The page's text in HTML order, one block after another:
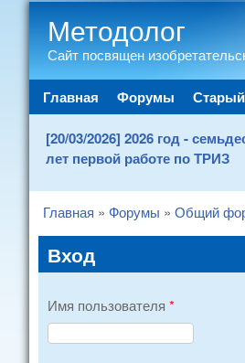
Методолог
Сайт посвящен
Main menu
Главная Форумы
[20/03/2026] 2026 год -
лет первой работе по ТРИЗ
You are here
Главная » Форумы » Общий
Вход
Имя пользователя *